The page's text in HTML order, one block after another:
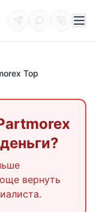
Top
вернуть